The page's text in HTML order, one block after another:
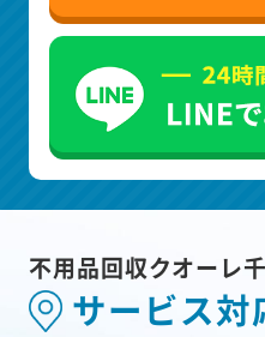
不用品回収クオーレ
サービス対